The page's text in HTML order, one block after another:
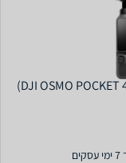
DJI OSMO POCKET